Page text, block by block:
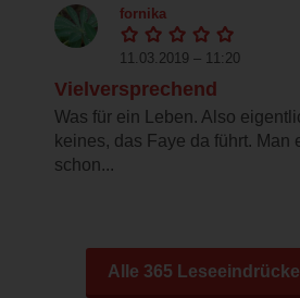
fornika
11.03.2019 – 11:20
Vielversprechend
Was für ein Leben. Also
keines, das Faye da führt. Man
schon...
Alle 365